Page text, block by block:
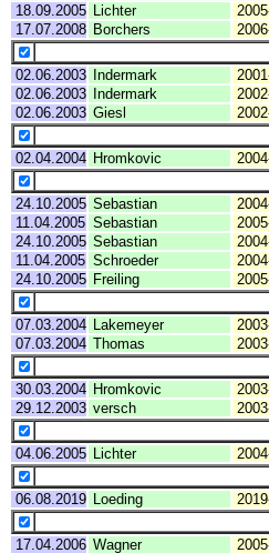
18.09.2005 Lichter
17.07.2008 Borchers
02.06.2003 Indermark
02.06.2003
Indermark
02.06.2003 Giesl
02.04.2004 Hromkovic
24.10.2005 Sebastian
11.04.2005 Sebastian
24.10.2005 Sebastian
11.04.2005 Schroeder
24.10.2005 Freiling
07.03.2004 Lakemeyer
07.03.2004 Thomas
30.03.2004 Hromkovic
29.12.2003 versch
04.06.2005 Lichter
06.08.2019 Loeding
17.04.2006 Wagner